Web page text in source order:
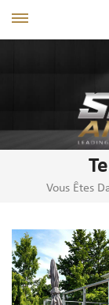
Vous Êtes